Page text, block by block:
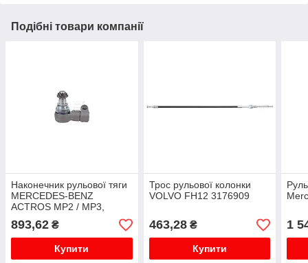
Подібні товари компанії
Наконечник рульової тяги
MERCEDES-BENZ
ACTROS MP2 / MP3,
ACTROS, ATEGO 2,
ATEGO, AXOR 2 SCANIA
P,G,R,T - series VOLVO
FH, FH12,...
893,62 ₴
Купити
Трос рульової колонки
VOLVO FH12 3176909
463,28₴
Купити
1